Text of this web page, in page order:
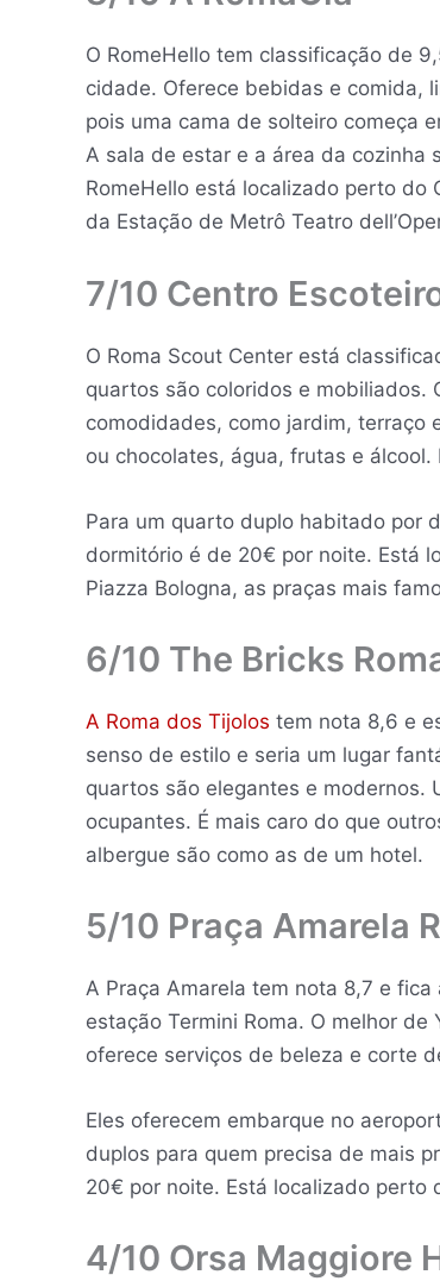
O RomeHello tem classificação de
cidade. Oferece bebidas e comida,
pois uma cama de solteiro começa
A sala de estar e a área da cozinha
RomeHello está localizado perto do
da Estação de Metrô Teatro
7/10 Centro
O Roma Scout Center está
quartos são coloridos e mobiliados.
comodidades, como jardim, terraço
ou chocolates, água, frutas e
Para um quarto duplo habitado por
dormitório é de 20€ por noite. Está
Piazza Bologna, as praças mais
6/10 The Bricks
A Roma dos Tijolos tem nota 8,6 e
senso de estilo e seria um lugar
quartos são elegantes e modernos.
ocupantes. É mais caro do que
albergue são como as de um hotel.
5/10 Praça Amarela
A Praça Amarela tem nota 8,7 e
estação Termini Roma. O melhor
oferece serviços de beleza e corte
Eles oferecem embarque no
duplos para quem precisa de mais
20€ por noite. Está localizado perto
4/10 Orsa Maggiore